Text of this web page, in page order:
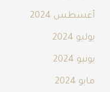
أغسطس 2024
يوليو 2024
يونيو 2024
مايو 2024